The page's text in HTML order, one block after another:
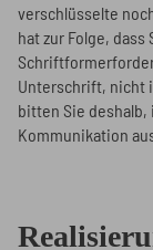
verschlüsselte
hat zur Folge,
Unterschrift, nicht
bitten Sie
Kommunikation